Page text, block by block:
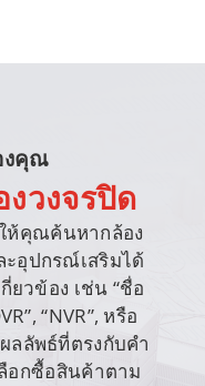
งคุณ
งวงจรปิด
ห้คุณค้นหากล้อง
ะอุปกรณ์เสริมได้
ยวข้อง เช่น “ชื่อ
“NVR”, หรือ
ลลัพธ์ที่ตรงกับคำ
อกซื้อสินค้าตาม